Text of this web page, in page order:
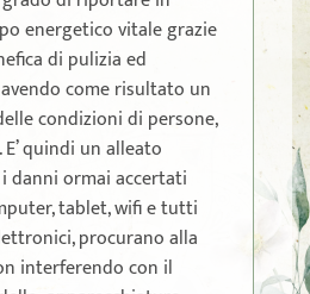
energetico vitale grazie
di pulizia ed
come risultato un
condizioni di persone,
quindi un alleato
danni ormai accertati
tablet, wifi e tutti
procurano alla
interferendo con il